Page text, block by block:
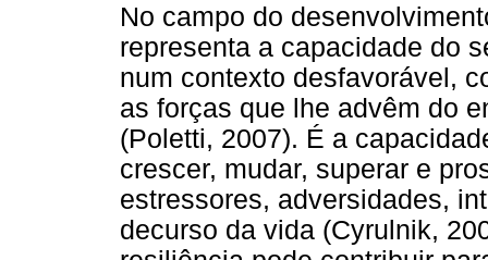
No campo do
representa a capacidade do
num contexto desfavorável,
as forças que lhe advêm do
(Poletti, 2007). É a
crescer, mudar, superar e
estressores, adversidades,
decurso da vida (Cyrulnik,